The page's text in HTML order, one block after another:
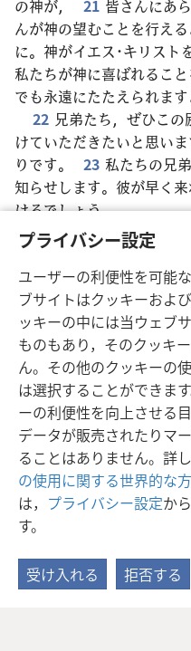
プライバシー設定
ユーザーの利便性を可能
ブサイトはクッキーおよ
ッキーの中には当ウェブ
ものもあり，そのクッキ
ん。その他のクッキーの
は選択することができま
ーの利便性を向上させる
データが販売されたりマ
ることはありません。詳し
の使用に関する世界的な
は， プライバシー設定か
す。
受け入れる 拒否する
の神が，
21 皆さんにあ
んが神の望むことを行え
に。神がイエス･キリスト
私たちが神に喜ばれるこ
でも永遠にたたえられます
22 兄弟たち，ぜひこ
けていただきたいと思い
りです。
23 私たちの兄
知らせします。彼が早く
けるでしょう。
24 皆さんを教え導いて
ち全てに，私からのあい
+にいる人たちが皆さんに
25皆さんに惜しみない
日本語
Copyright © 2026 Watch Tower
利用規約
プライバシーに関す